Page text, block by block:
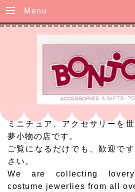
Menu
ミニチュア、アクセサリーを
夢小物の店です。
ご覧になるだけでも、歓迎で
さい。
We are collecting
costume jewerlies from all